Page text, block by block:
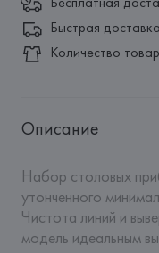
Быстрая
Количество
Описание
Набор столовых
утонченного
Чистота линий и
модель идеальным